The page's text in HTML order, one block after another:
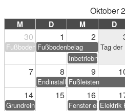
Oktober
M D M D
30 1 2
FußbodenbelagFußbodenbelag Tag der
Inbetriebnahme
7 8 9
Endinstallation Heizung/Sanitär
Fußleisten
14 15 16
Grundreinigung Fenster einstellen
Elektrik